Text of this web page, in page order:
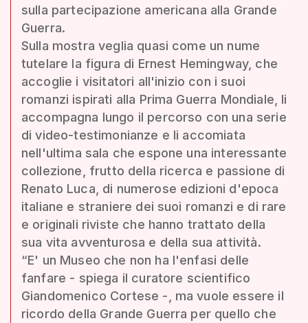
sulla partecipazione americana alla Grande
Guerra.
Sulla mostra veglia quasi come un nume
tutelare la figura di Ernest Hemingway, che
accoglie i visitatori all'inizio con i suoi
romanzi ispirati alla Prima Guerra Mondiale, li
accompagna lungo il percorso con una serie
di video-testimonianze e li accomiata
nell'ultima sala che espone una interessante
collezione, frutto della ricerca e passione di
Renato Luca, di numerose edizioni d'epoca
italiane e straniere dei suoi romanzi e di rare
e originali riviste che hanno trattato della
sua vita avventurosa e della sua attività.
“E' un Museo che non ha l'enfasi delle
fanfare - spiega il curatore scientifico
Giandomenico Cortese -, ma vuole essere il
ricordo della Grande Guerra per quello che